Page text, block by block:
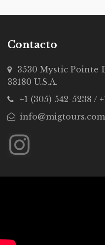
Contacto
3530 Mystic Pointe
33180 U.S.A.
+1 (305) 542-5238 /
info@migtours.com